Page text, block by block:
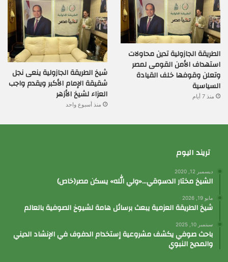
الطريقة الجازولية تدين محاولات
استهداف الأمن القومى لمصر
وتعلن وقوفها خلف القيادة
السياسية
منذ 7 أيام
شيخ الطريقة الجازولية ينعى نجل
شقيقة الإمام الأكبر ويقدم واجب
العزاء لشيخ الأزهر
منذ أسبوع واحد
تريند اليوم
ديسمبر 12, 2020
الشيخ مختار الدسوقي…«ولي الله» يسكن مصر(خاص)
مايو 19, 2026
شيخ الطريقة العزمية يبعث برسائل هامة لشيوخ الصوفية بالعالم
سبتمبر 10, 2025
باحث صوفي يكشف مشروعية إستخدام الدفوف في الإنشاد الديني
والمديح النبوي